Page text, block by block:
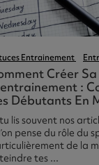
Entrainement
Créer
:
Débutants En
lis souvent nos
pense du rôle du
de la
tes ...